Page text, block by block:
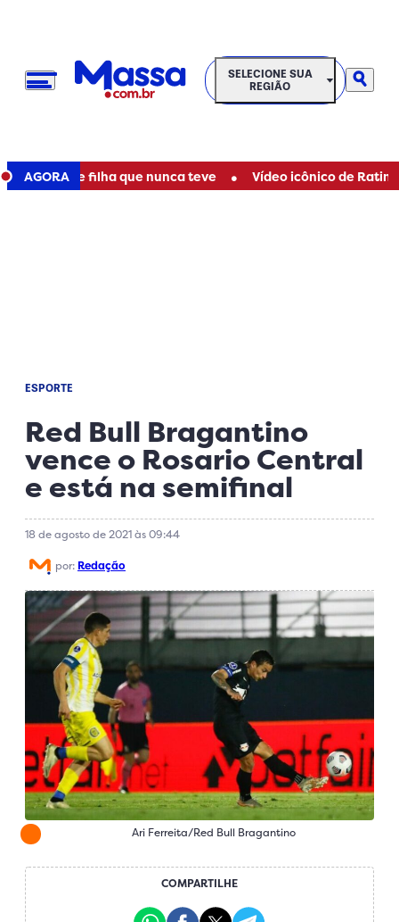
SELECIONE SUA REGIÃO
SELECIONE SUA
REGIÃO
AGORA
mãe de filha que nunca teve • Vídeo icônico de Ratinho
ESPORTE
Red Bull Bragantino
vence o Rosario Central
e está na semifinal
18 de agosto de 2021 às 09:44
por: Redação
Ari Ferreita/Red Bull Bragantino
COMPARTILHE